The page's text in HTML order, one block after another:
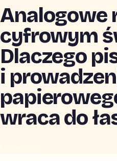
Analogowe
cyfrowym
Dlaczego
i
wraca do